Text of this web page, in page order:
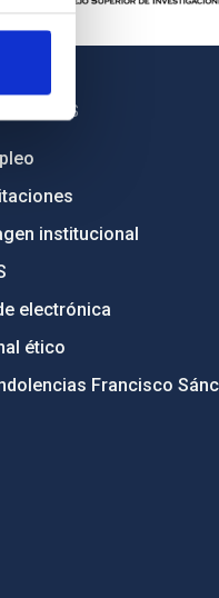
ENLACES
institucional
electrónica
ético
Francisco